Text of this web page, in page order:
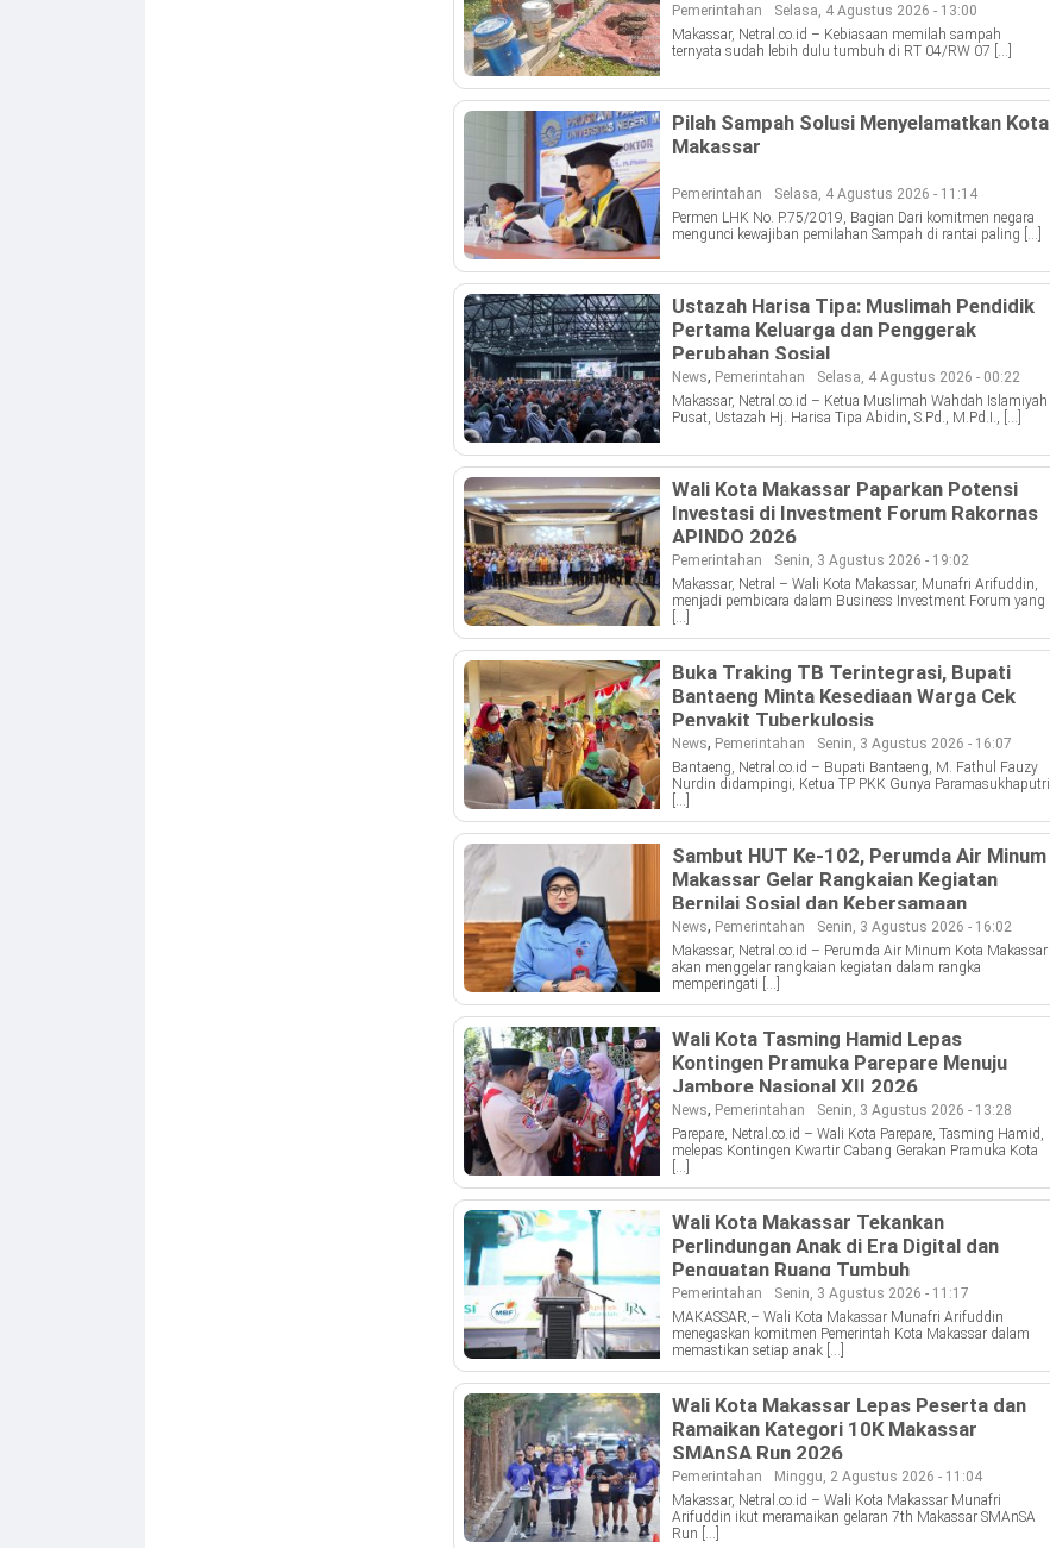
Pemerintahan
Selasa, 4 Agustus 2026 - 13:00
Makassar, Netral.co.id – Kebiasaan memilah sampah
ternyata sudah lebih dulu tumbuh di RT 04/RW 07 […]
Pilah Sampah Solusi Menyelamatkan Kota
Makassar
Pemerintahan
Selasa, 4 Agustus 2026 - 11:14
Permen LHK No. P.75/2019, Bagian Dari komitmen negara
mengunci kewajiban pemilahan Sampah di rantai paling […]
Ustazah Harisa Tipa: Muslimah Pendidik
Pertama Keluarga dan Penggerak
Perubahan Sosial
News, Pemerintahan
Selasa, 4 Agustus 2026 - 00:22
Makassar, Netral.co.id – Ketua Muslimah Wahdah Islamiyah
Pusat, Ustazah Hj. Harisa Tipa Abidin, S.Pd., M.Pd.I., […]
Wali Kota Makassar Paparkan Potensi
Investasi di Investment Forum Rakornas
APINDO 2026
Pemerintahan
Senin, 3 Agustus 2026 - 19:02
Makassar, Netral – Wali Kota Makassar, Munafri Arifuddin,
menjadi pembicara dalam Business Investment Forum yang
[…]
Buka Traking TB Terintegrasi, Bupati
Bantaeng Minta Kesediaan Warga Cek
Penyakit Tuberkulosis
News, Pemerintahan
Senin, 3 Agustus 2026 - 16:07
Bantaeng, Netral.co.id – Bupati Bantaeng, M. Fathul Fauzy
Nurdin didampingi, Ketua TP PKK Gunya Paramasukhaputri
[…]
Sambut HUT Ke-102, Perumda Air Minum
Makassar Gelar Rangkaian Kegiatan
Bernilai Sosial dan Kebersamaan
News, Pemerintahan
Senin, 3 Agustus 2026 - 16:02
Makassar, Netral.co.id – Perumda Air Minum Kota Makassar
akan menggelar rangkaian kegiatan dalam rangka
memperingati […]
Wali Kota Tasming Hamid Lepas
Kontingen Pramuka Parepare Menuju
Jambore Nasional XII 2026
News, Pemerintahan
Senin, 3 Agustus 2026 - 13:28
Parepare, Netral.co.id – Wali Kota Parepare, Tasming Hamid,
melepas Kontingen Kwartir Cabang Gerakan Pramuka Kota
[…]
Wali Kota Makassar Tekankan
Perlindungan Anak di Era Digital dan
Penguatan Ruang Tumbuh
Pemerintahan
Senin, 3 Agustus 2026 - 11:17
MAKASSAR,– Wali Kota Makassar Munafri Arifuddin
menegaskan komitmen Pemerintah Kota Makassar dalam
memastikan setiap anak […]
Wali Kota Makassar Lepas Peserta dan
Ramaikan Kategori 10K Makassar
SMAnSA Run 2026
Pemerintahan
Minggu, 2 Agustus 2026 - 11:04
Makassar, Netral.co.id – Wali Kota Makassar Munafri
Arifuddin ikut meramaikan gelaran 7th Makassar SMAnSA
Run […]